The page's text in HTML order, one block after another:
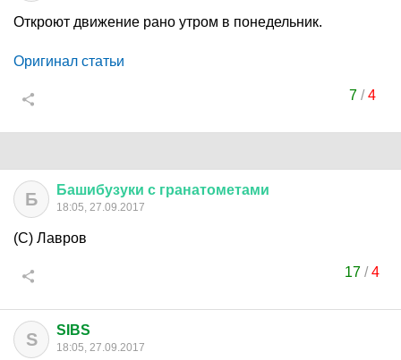
Откроют движение рано утром в понедельник.
Оригинал статьи
7/4
Б Башибузуки с гранатометами
18:05, 27.09.2017
(С) Лавров
17 /4
S SIBS
18:05, 27.09.2017